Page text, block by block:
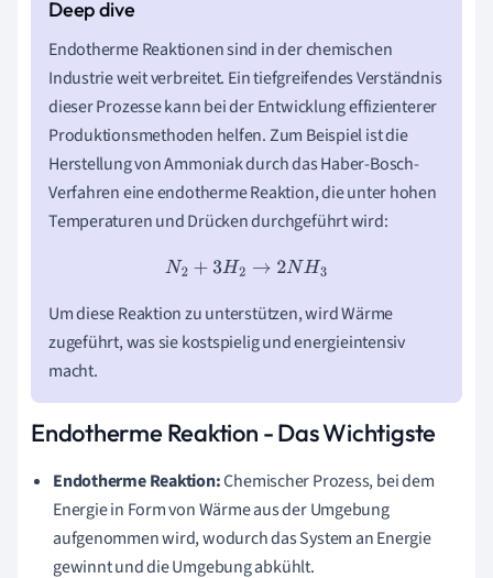
Endotherme Reaktionen sind in der chemischen
Industrie weit verbreitet. Ein tiefgreifendes Verständnis
dieser Prozesse kann bei der Entwicklung effizienterer
Produktionsmethoden helfen. Zum Beispiel ist die
Herstellung von Ammoniak durch das Haber-Bosch-
Verfahren eine endotherme Reaktion, die unter hohen
Temperaturen und Drücken durchgeführt wird:
N2 +3H2 →2NH3
Um diese Reaktion zu unterstützen, wird Wärme
zugeführt, was sie kostspielig und energieintensiv
macht.
Endotherme Reaktion - Das Wichtigste
Endotherme Reaktion:Chemischer Prozess, bei dem
Energie in Form von Wärme aus der Umgebung
aufgenommen wird, wodurch das System an Energie
gewinnt und die Umgebung abkühlt.